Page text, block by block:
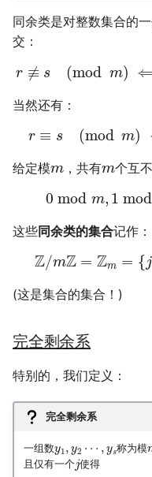
同余类是对整数集合的
交：
r ≢ s (mod m)
当然还有：
r ≡ s (mod m)
给定模m ，共有m个互
0 mod m, 1 mod
这些同余类的集合记作：
Z/mZ = Zm = {j
(这是集合的集合！)
完全剩余系
特别的，我们定义：
完全剩余系
一组数y1, y2 ⋯ , ys称为模
且仅有一个j使得